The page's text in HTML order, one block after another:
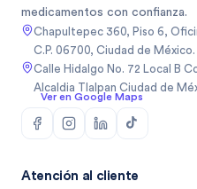
medicamentos con confianza.
Chapultepec 360, Piso 6,
C.P. 06700, Ciudad de México.
Calle Hidalgo No. 72 Local B
Alcaldia Tlalpan Ciudad de
Ver en Google Maps
Atención al cliente